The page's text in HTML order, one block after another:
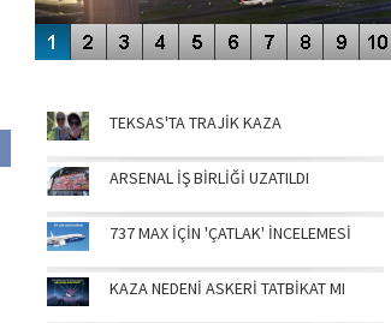
TEKSAS'TA TRAJİK KAZA
ARSENAL İŞ BİRLİĞİ UZATILDI
737 MAX İÇİN 'ÇATLAK' İNCELEMESİ
KAZA NEDENİ ASKERİ TATBİKAT MI